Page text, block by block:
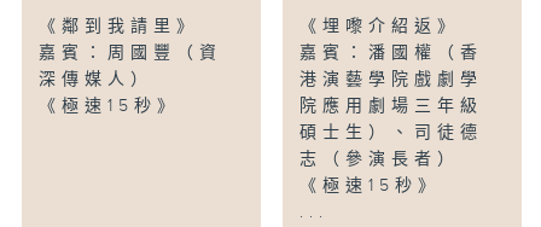
《鄰到我請里》
嘉賓：周國豐（資
深傳媒人）
《極速15秒》
《埋嚟介紹返》
嘉賓：潘國權（香
港演藝學院戲劇學
院應用劇場三年級
碩士生）、司徒德
志（參演長者）
《極速15秒》
...